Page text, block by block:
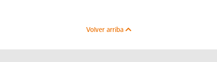
Volver arriba